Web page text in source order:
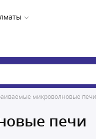
микроволновые печи
печи